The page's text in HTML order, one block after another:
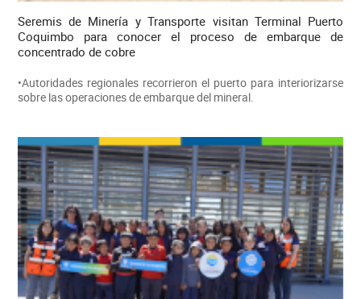
Seremis de Minería y Transporte visitan Terminal Puerto
Coquimbo para conocer el proceso de embarque de
concentrado de cobre
•Autoridades regionales recorrieron el puerto para interiorizarse
sobre las operaciones de embarque del mineral.